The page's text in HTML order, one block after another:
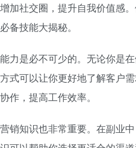
加社交圈，提升自我价值感
备技能大揭秘。
力是必不可少的。无论你是
式可以让你更好地了解客户
作，提高工作效率。
销知识也非常重要。在副业